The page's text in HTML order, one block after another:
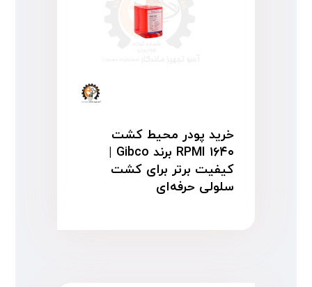
خرید پودر محیط کشت
RPMI ۱۶۴۰ برند Gibco |
کیفیت برتر برای کشت
سلولی حرفه‌ای